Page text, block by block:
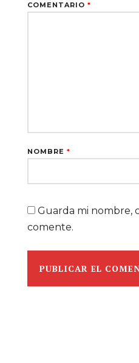
COMENTARIO *
NOMBRE *
Guarda mi nombre,
comente.